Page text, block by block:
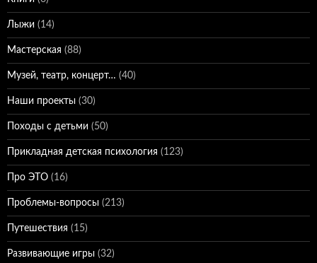
Лыжи (14)
Мастерская (88)
Музей, театр, концерт… (40)
Наши проекты (30)
Походы с детьми (50)
Прикладная детская психология (123)
Про ЭТО (16)
Проблемы-вопросы (213)
Путешествия (15)
Развивающие игры (32)